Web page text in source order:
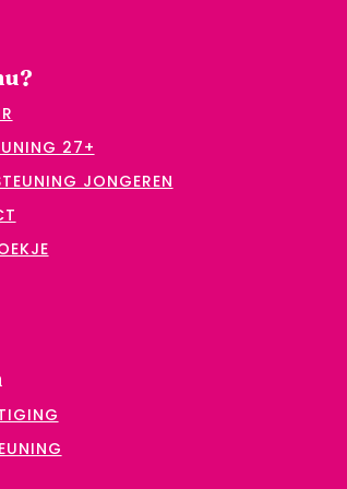
27+
JONGEREN